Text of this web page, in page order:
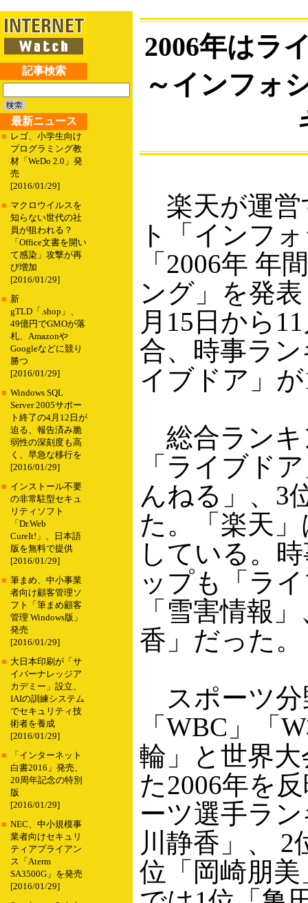
記事検索
最新ニュース
■ レゴ、小学生向け
プログラミング教
材「WeDo 2.0」発
売
[2016/01/29]
■ マクロウイルスを
知らない世代の社
員が狙われる？
「Office文書を開い
て感染」攻撃が再
び増加
[2016/01/29]
■ 新
gTLD「.shop」、
49億円でGMOが落
札、Amazonや
Googleなどに競り
勝つ
[2016/01/29]
■ Windows SQL
Server 2005サポー
ト終了の4月12日が
迫る、報告済み脆
弱性の深刻度も高
く、早急な移行を
[2016/01/29]
■ インストール不要
の非常駐型セキュ
リティソフト
「Dr.Web
CureIt!」、日本語
版を無料で提供
[2016/01/29]
■ 筆まめ、中小事業
者向け顧客管理ソ
フト「筆まめ顧客
管理 Windows版」
発売
[2016/01/29]
■ 大日本印刷が「サ
イバーナレッジア
カデミー」設立、
IAIの訓練システム
でセキュリティ技
術者を養成
[2016/01/29]
■
「インターネット
白書2016」発売、
20周年記念の特別
版
[2016/01/29]
■ NEC、中小規模事
業者向けセキュリ
ティアプライアン
ス「Aterm
SA3500G」を発売
[2016/01/29]
2006年はラ
～インフォ
楽天が運営
ト「インフ
「2006年 年
ング」を発
月15日から
合、時事ラ
イブドア」
総合ランキ
「ライブド
んねる」、3
た。「楽天
している。
ップも「ラ
「雪害情報
香」だった。
スポーツ分
「WBC」「
輪」と世界
た2006年を
ーツ選手ラ
川静香」、 2
位「岡崎朋